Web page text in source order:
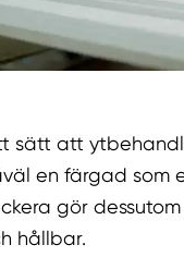
sätt att
en färgad som
gör
hållbar.